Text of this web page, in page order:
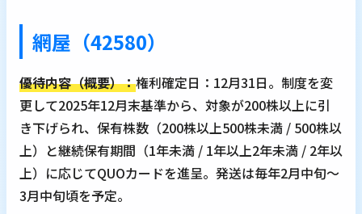
網屋（42580）
優待内容（概要）：権利確定日：12月31日。制度を変
更して2025年12月末基準から、対象が200株以上に引
き下げられ、保有株数（200株以上500株未満 / 500株以
上）と継続保有期間（1年未満 / 1年以上2年未満 / 2年以
上）に応じてQUOカードを進呈。発送は毎年2月中旬～
3月中旬頃を予定。